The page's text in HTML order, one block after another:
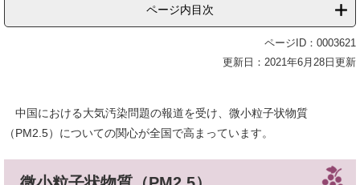
ページ内目次
ページID：0003621
更新日：2021年6月28日更新
中国における大気汚染問題の報道を受け、微小粒子状物質
（PM2.5）についての関心が全国で高まっています。